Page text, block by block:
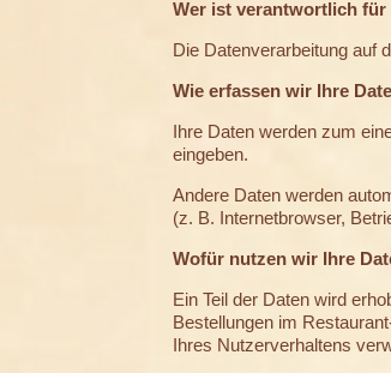
Wer ist verantwortlich für
Die Datenverarbeitung auf
Wie erfassen wir Ihre
Ihre Daten werden zum
eingeben.
Andere Daten werden
(z. B. Internetbrowser,
Wofür nutzen wir Ihre
Ein Teil der Daten wird
Bestellungen im
Ihres Nutzerverhaltens